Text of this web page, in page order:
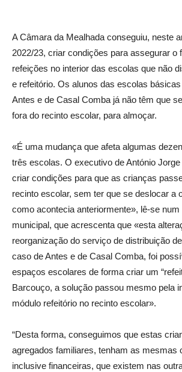
A Câmara da Mealhada conseguiu, neste
2022/23, criar condições para assegurar o
refeições no interior das escolas que não
e refeitório. Os alunos das escolas
Antes e de Casal Comba já não têm que
fora do recinto escolar, para almoçar.
«É uma mudança que afeta algumas
três escolas. O executivo de António
criar condições para que as crianças
recinto escolar, sem ter que se deslocar a
como acontecia anteriormente», lê-se
municipal, que acrescenta que «esta
reorganização do serviço de distribuição
caso de Antes e de Casal Comba, foi
espaços escolares de forma criar um
Barcouço, a solução passou mesmo pela
módulo refeitório no recinto escolar».
“Desta forma, conseguimos que estas
agregados familiares, tenham as mesmas
inclusive financeiras, que existem nas